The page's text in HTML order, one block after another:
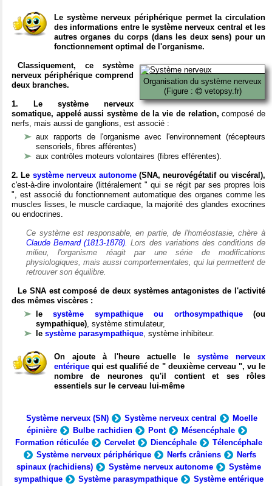
Le système nerveux périphérique permet la circulation
des informations entre le système nerveux central et les
autres organes du corps (dans les deux sens) pour un
fonctionnement optimal de l'organisme.
Organisation du système nerveux
(Figure :
vetopsy.fr)
Classiquement, ce système
nerveux périphérique comprend
deux branches.
1. Le système nerveux
somatique, appelé aussi système de la vie de relation, composé de
nerfs, mais aussi de ganglions, est associé :
aux rapports de l'organisme avec l'environnement (récepteurs
sensoriels, fibres afférentes)
aux contrôles moteurs volontaires (fibres efférentes).
2. Le système nerveux autonome(SNA, neurovégétatif ou viscéral),
c'est-à-dire involontaire (littéralement " qui se régit par ses propres lois
", est associé du fonctionnement automatique des organes comme les
muscles lisses, le muscle cardiaque, la majorité des glandes exocrines
ou endocrines.
Ce système est responsable, en partie, de l'homéostasie, chère à
Claude Bernard (1813-1878). Lors des variations des conditions de
milieu, l'organisme réagit par une série de modifications
physiologiques, mais aussi comportementales, qui lui permettent de
retrouver son équilibre.
Le SNA est composé de deux systèmes antagonistes de l'activité
des mêmes viscères :
lesystème sympathique ou orthosympathique(ou
sympathique), système stimulateur,
le système parasympathique, système inhibiteur.
On ajoute à l'heure actuelle le système nerveux
entérique qui est qualifié de " deuxième cerveau ", vu le
nombre de neurones qu'il contient et ses rôles
essentiels sur le cerveau lui-même
Système nerveux (SN) Système nerveux central
Moelle
épinière
Bulbe rachidien Pont
Mésencéphale
Formation réticulée
Cervelet Diencéphale
Télencéphale
Système nerveux périphérique
Nerfs crâniens
Nerfs
spinaux (rachidiens)
Système nerveux autonome
Système
sympathique
Système parasympathique
Système entérique